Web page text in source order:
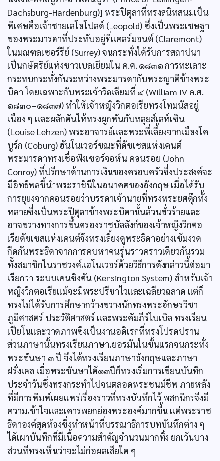
Dachsburg-Hardenburg)] พระปิตุลาที่ทรงสนิทสนมเป็น
พิเศษคือเจ้าชายเลโอโปลด์ (Leopold) ซึ่งเป็นพระเชษฐา
ของพระมารดาที่ประทับอยู่ที่แคลร์มอนต์ (Claremont)
ในมณฑลเซอร์รีย์ (Surrey) จนกระทั่งได้รับการสถาปนา
เป็นกษัตริย์แห่งชาวเบลเยียมใน ค.ศ. ๑๘๓๑ การทะเลาะ
กระทบกระทั่งกันระหว่างพระมารดากับพระญาติข้างพระ
บิดา โดยเฉพาะกับพระเจ้าวิลเลียมที่ ๔ (William IV ค.ศ.
๑๘๓๐–๑๘๓๗) ทำให้เจ้าหญิงวิกตอเรียทรงโทมนัสอยู่
เนือง ๆ และผลักดันให้ทรงผูกพันกับหลุยส์เลห์เซิน
(Louise Lehzen) พระอาจารย์และพระพี่เลี้ยงจากเมืองโค
บูร์ก (Coburg) ฮันโนเวอร์ขณะที่ดัชเชสแห่งเคนต์
พระมารดาทรงเชื่อฟังเซอร์จอห์น คอนรอย (John
Conroy) ที่ปรึกษาด้านการเงินของครอบครัวซึ่งประสงค์จะ
มีอิทธิพลชี้นำพระราชินีในอนาคตของอังกฤษ เมื่อได้รับ
การยุยงจากคอนรอยว่าบรรดาเจ้านายที่ทรงพระยศดุ๊กทั้ง
หลายซึ่งเป็นพระปิตุลาข้างพระบิดานั้นล้วนชั่วร้ายและ
อาจขวางทางการขึ้นครองราชบัลลังก์ของเจ้าหญิงวิกตอ
เรียดัชเชสแห่งเคนต์จึงทรงเลี้ยงดูพระธิดาอย่างเข้มงวด
กีดกันพระธิดาจากการคบหาคนรุ่นราวคราวเดียวกันรวม
ทั้งสมาชิกในราชวงศ์แฮโนเวอร์ด้วยวิธีการดังกล่าวนี้ต่อมา
เรียกว่า ระบบเคนซิงตัน (Kensington System) สำหรับเจ้า
หญิงวิกตอเรียแม้จะมีพระปรีชาไวและเฉลียวฉลาด แต่ก็
ทรงไม่ได้รับการศึกษากว้างขวางนักทรงพระอักษรวิชา
ภูมิศาสตร์ ประวัติศาสตร์ และพระคัมภีร์ไบเบิล ทรงเรียน
เปียโนและวาดภาพซึ่งเป็นงานอดิเรกที่ทรงโปรดปราน
ส่วนภาษานั้นทรงเรียนภาษาเยอรมันในขั้นแรกจนกระทั่ง
พระชันษา ๓ ปี จึงได้ทรงเรียนภาษาอังกฤษและภาษา
ฝรั่งเศส เมื่อพระชันษาได้๑๓ปีก็ทรงเริ่มการเขียนบันทึก
ประจำวันซึ่งทรงกระทำไปจนตลอดพระชนม์ชีพ ภายหลัง
ที่มีการพิมพ์เผยแพร่เรื่องราวที่ทรงบันทึกไว้ พสกนิกรจึงมี
ความเข้าใจและเคารพยกย่องพระองค์มากขึ้น แต่พระราช
ธิดาองค์สุดท้องซึ่งทำหน้าที่บรรณาธิการบทบันทึกต่าง ๆ
ได้เผาบันทึกที่มีเนื้อความสำคัญจำนวนมากทิ้ง ยกเว้นบาง
ส่วนที่ทรงเห็นว่าจะไม่ก่อผลเสียใด ๆ